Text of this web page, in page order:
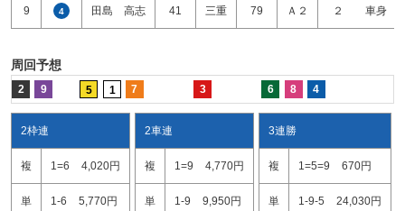
9 4 田島 高志 41 三重 79 Ａ２ ２ 車身
周回予想
2 9 5 1 7 3 6 8 4
2枠連
複 1=6 4,020円
単 1-6 5,770円
2車連
複 1=9 4,770円
単 1-9 9,950円
3連勝
複 1=5=9 670円
単 1-9-5 24,030円